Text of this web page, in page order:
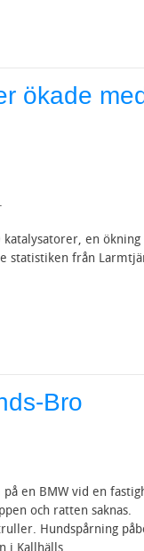
ökade
en
statistiken från
Bro
en BMW vid en
och ratten saknas.
Hundspårning
Kallhälls ...